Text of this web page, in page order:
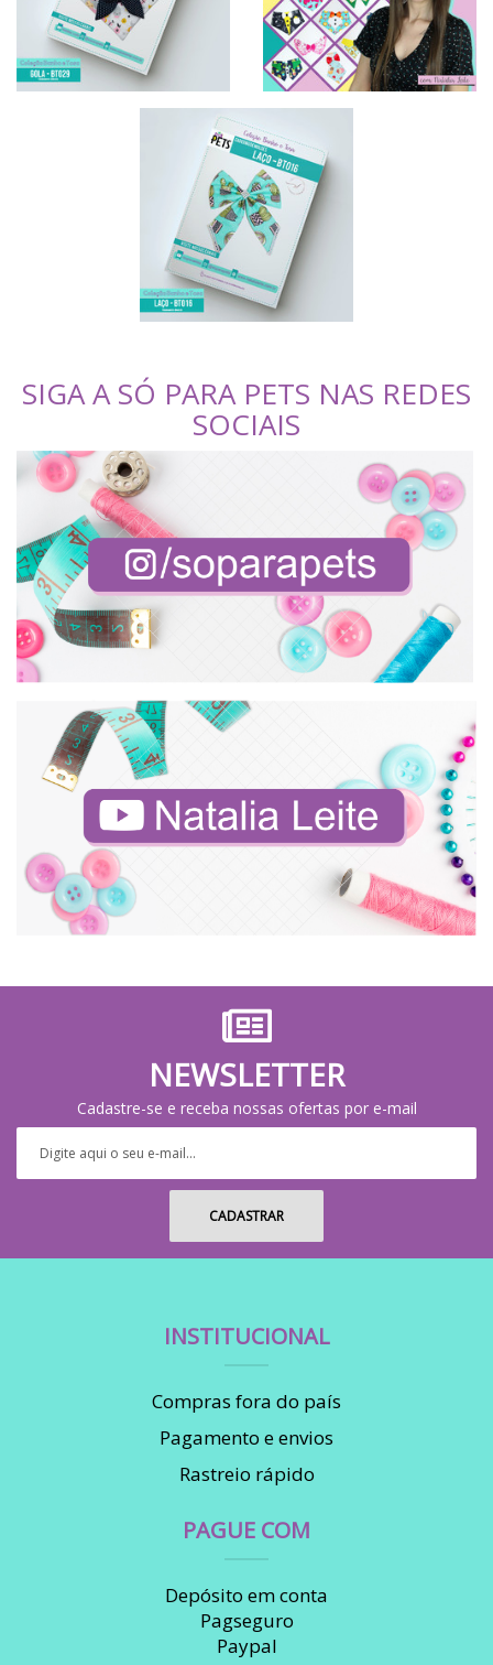
SIGA A SÓ PARA PETS NAS REDES
SOCIAIS
NEWSLETTER
Cadastre-se e receba nossas ofertas por e-mail
INSTITUCIONAL
Compras fora do país
Pagamento e envios
Rastreio rápido
PAGUE COM
Depósito em conta
Pagseguro
Paypal